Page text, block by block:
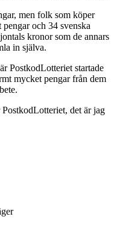
men folk som köper
och 34 svenska
kronor som de annars
in själva.
PostkodLotteriet startade
mycket pengar från dem
det är jag